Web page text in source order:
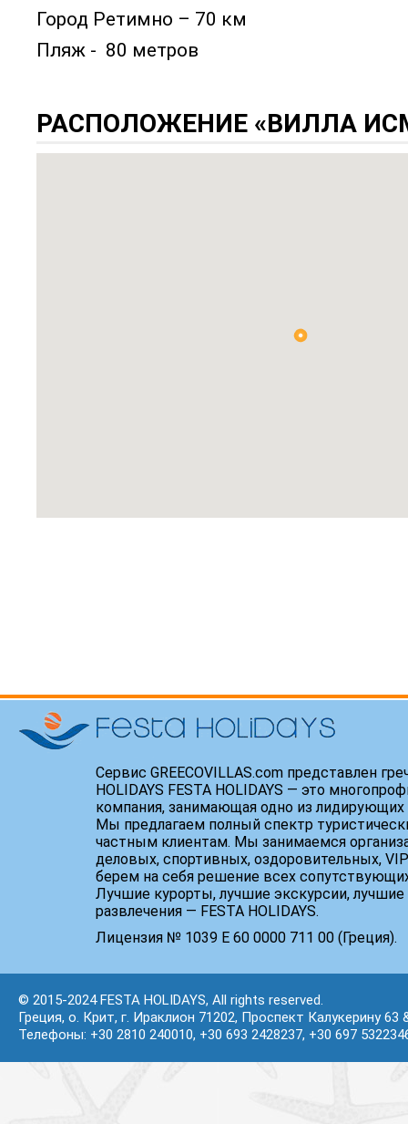
Город Ретимно – 70 км
Пляж - 80 метров
РАСПОЛОЖЕНИЕ «ВИЛЛА
Сервис GREECOVILLAS.com представлен
HOLIDAYS FESTA HOLIDAYS — это
компания, занимающая одно из
Мы предлагаем полный спектр
частным клиентам. Мы занимаемся
деловых, спортивных, оздоровительных,
берем на себя решение всех
Лучшие курорты, лучшие экскурсии, лучшие
развлечения — FESTA HOLIDAYS.
Лицензия № 1039 Е 60 0000 711 00 (Греция).
© 2015-2024 FESTA HOLIDAYS, All rights reserved.
Греция, о. Крит, г. Ираклион 71202, Проспект Калукерину 63
Телефоны: +30 2810 240010, +30 693 2428237, +30 697